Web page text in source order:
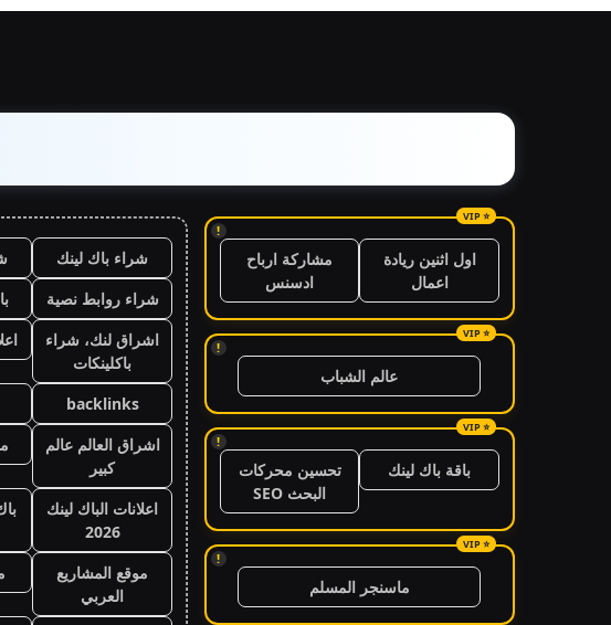
!
اول اثنين ريادة
اعمال
مشاركة ارباح
ادسنس
!
عالم الشباب
!
باقة باك لينك
تحسين محركات
البحث SEO
!
ماسنجر المسلم
شراء باك لينك
شراء روابط نصية
اشراق لنك، شراء
باكلينكات
backlinks
اشراق العالم عالم
كبير
اعلانات الباك لينك
2026
موقع المشاريع
العربي